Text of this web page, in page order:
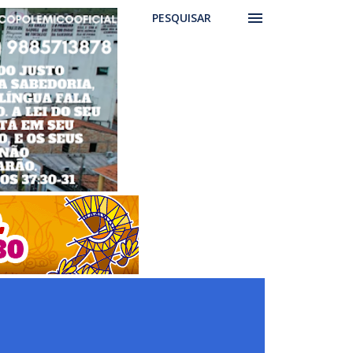
PESQUISAR